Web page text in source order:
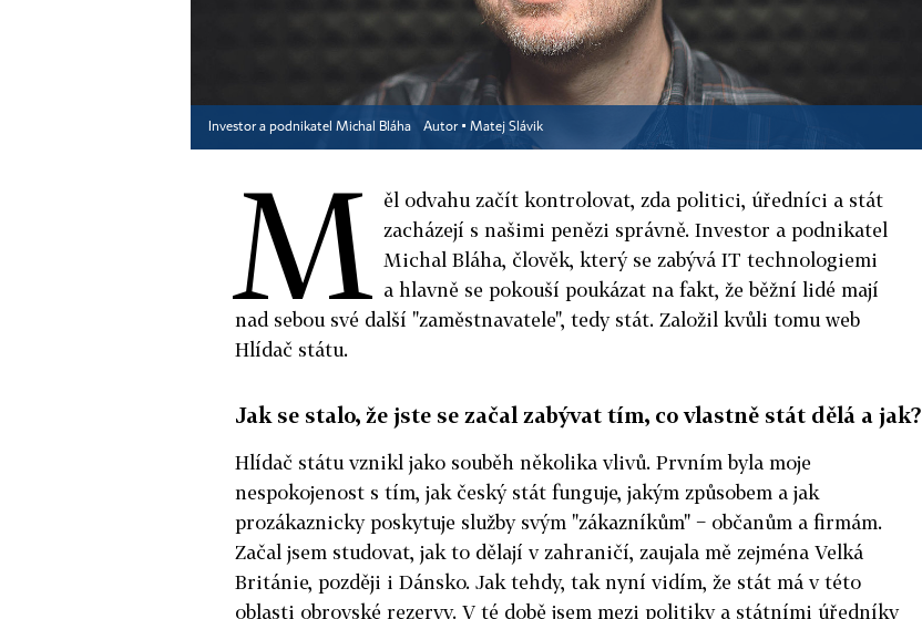
Investor a podnikatel Michal Bláha Autor ▪ Matej Slávik
M ěl odvahu začít kontrolovat, zda politici, úředníci a stát
zacházejí s našimi penězi správně. Investor a podnikatel
Michal Bláha, člověk, který se zabývá IT technologiemi
a hlavně se pokouší poukázat na fakt, že běžní lidé mají
nad sebou své další "zaměstnavatele", tedy stát. Založil kvůli tomu web
Hlídač státu.
Jak se stalo, že jste se začal zabývat tím, co vlastně stát dělá a jak?
Hlídač státu vznikl jako souběh několika vlivů. Prvním byla moje
nespokojenost s tím, jak český stát funguje, jakým způsobem a jak
prozákaznicky poskytuje služby svým "zákazníkům" − občanům a firmám.
Začal jsem studovat, jak to dělají v zahraničí, zaujala mě zejména Velká
Británie, později i Dánsko. Jak tehdy, tak nyní vidím, že stát má v této
oblasti obrovské rezervy. V té době jsem mezi politiky a státními úředníky